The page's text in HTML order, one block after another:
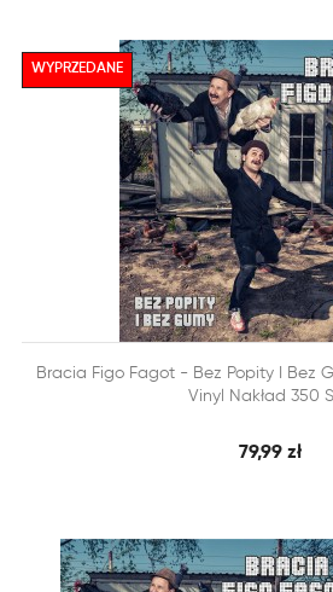
 DODAJ DO KOSZYKA
Bracia Figo Fagot - Bez Popity I Bez
Vinyl Nakład 350
79,99 zł
WYPRZEDANE